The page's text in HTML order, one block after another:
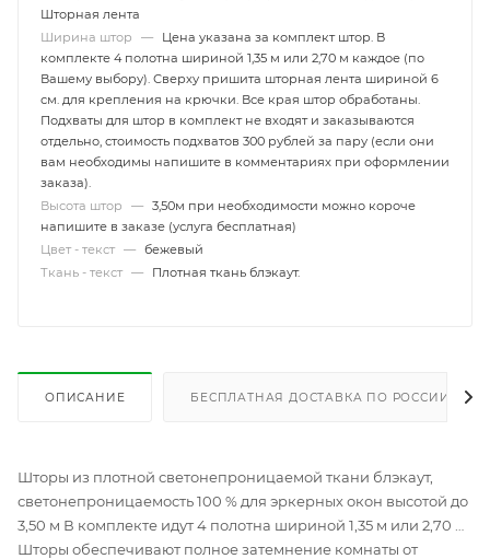
Шторная лента
Ширина штор
—
Цена указана за комплект штор. В
комплекте 4 полотна шириной 1,35 м или 2,70 м каждое (по
Вашему выбору). Сверху пришита шторная лента шириной 6
см. для крепления на крючки. Все края штор обработаны.
Подхваты для штор в комплект не входят и заказываются
отдельно, стоимость подхватов 300 рублей за пару (если они
вам необходимы напишите в комментариях при оформлении
заказа).
Высота штор
— 3,50м при необходимости можно короче
напишите в заказе (услуга бесплатная)
Цвет - текст — бежевый
Ткань - текст — Плотная ткань блэкаут.
ОПИСАНИЕ БЕСПЛАТНАЯ ДОСТАВКА ПО РОССИИ
Шторы из плотной светонепроницаемой ткани блэкаут,
светонепроницаемость 100 % для эркерных окон высотой до
3,50 м В комплекте идут 4 полотна шириной 1,35 м или 2,70 м.
Шторы обеспечивают полное затемнение комнаты от